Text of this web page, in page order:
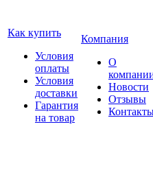
Как купить
Условия
оплаты
Условия
доставки
Гарантия
на товар
Компания
О
Новости
Отзывы